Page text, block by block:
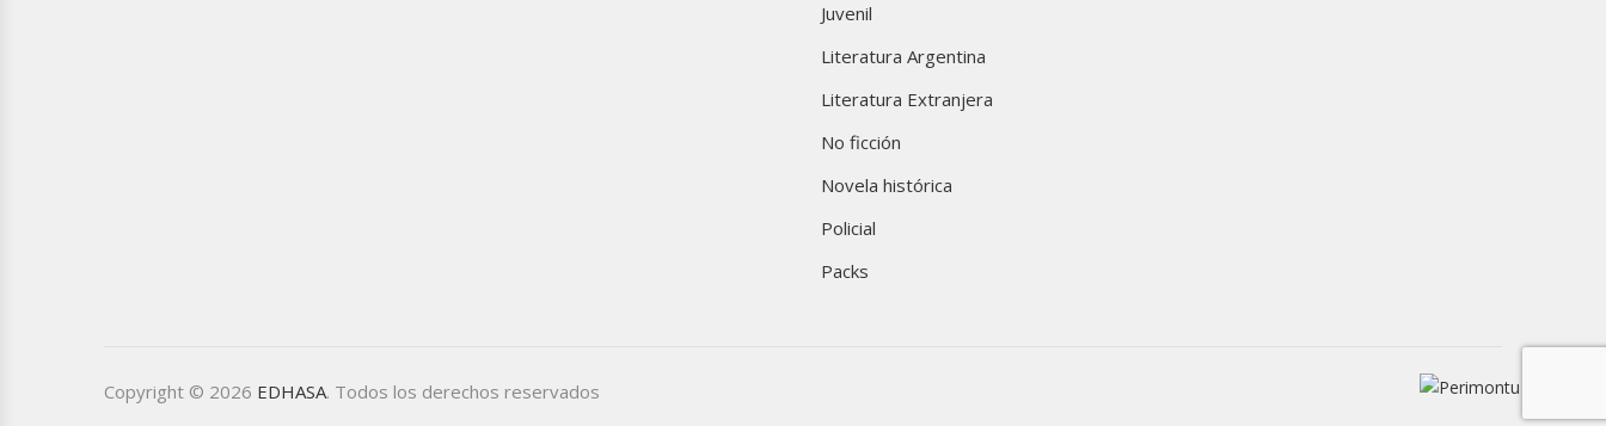
Juvenil
Literatura Argentina
Literatura Extranjera
No ficción
Novela histórica
Policial
Packs
Copyright © 2026 EDHASA. Todos los derechos reservados